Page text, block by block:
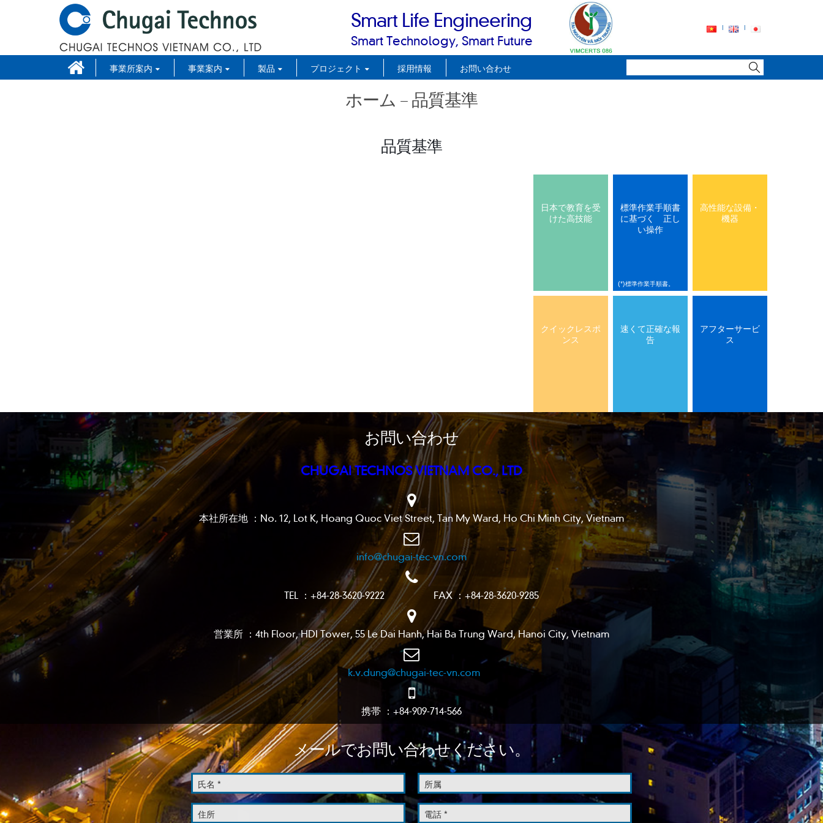
Smart Life Engineering
Smart Technology, Smart Future
事業所案内 事業案内 製品 プロジェクト 採用情報 お問い合わせ
ホーム – 品質基準
品質基準
日本で教育を受
けた高技能
標準作業手順書
に基づく 正し
い操作
(*)標準作業手順書。
高性能な設備・
機器
クイックレスポ
ンス
速くて正確な報
告
アフターサービ
ス
お問い合わせ
CHUGAI TECHNOS VIETNAM CO., LTD
本社所在地 ：No. 12, Lot K, Hoang Quoc Viet Street, Tan My Ward, Ho Chi Minh City, Vietnam
info@chugai-tec-vn.com
TEL ：+84-28-3620-9222 FAX ：+84-28-3620-9285
営業所 ：4th Floor, HDI Tower, 55 Le Dai Hanh, Hai Ba Trung Ward, Hanoi City, Vietnam
k.v.dung@chugai-tec-vn.com
携帯 ：+84-909-714-566
メールでお問い合わせください。